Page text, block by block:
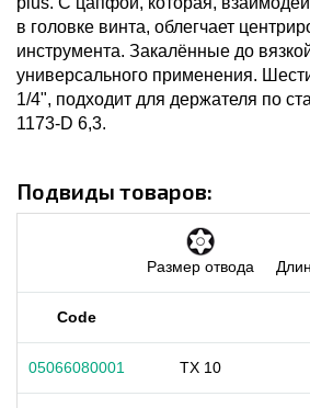
в головке винта, облегчает
инструмента. Закалённые до
универсального применения.
1/4", подходит для держателя по
1173-D 6,3.
Подвиды товаров:
Размер отвода
Code
05066080001 TX 10